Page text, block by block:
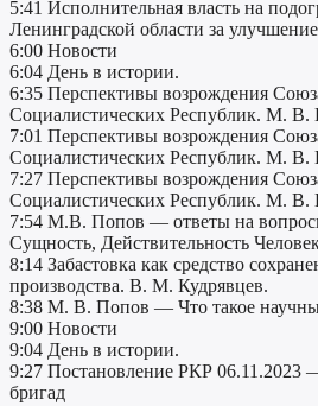
5:41 Исполнительная власть на
Ленинградской области за
6:00 Новости
6:04 День в истории.
6:35 Перспективы возрождения
Социалистических Республик. М. В.
7:01 Перспективы возрождения
Социалистических Республик. М. В.
7:27 Перспективы возрождения
Социалистических Республик. М. В.
7:54 М.В. Попов — ответы на
Сущность, Действительность
8:14 Забастовка как средство
производства. В. М. Кудрявцев.
8:38 М. В. Попов — Что такое
9:00 Новости
9:04 День в истории.
9:27 Постановление РКР 06.11.2023
бригад